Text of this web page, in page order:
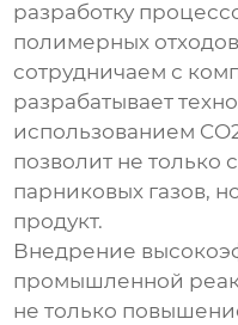
разработку
полимерных
сотрудничаем с
разрабатывает
использованием
позволит не только
парниковых газов,
продукт.
Внедрение
промышленной
не только